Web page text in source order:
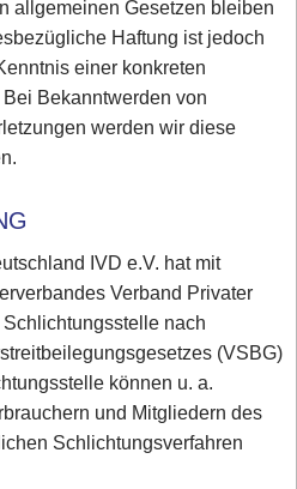
allgemeinen Gesetzen bleiben
Haftung ist jedoch
einer konkreten
Bekanntwerden von
werden wir diese
IVD e.V. hat mit
Verband Privater
nach
(VSBG)
können u. a.
und Mitgliedern des
Schlichtungsverfahren